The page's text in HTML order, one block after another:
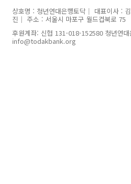
상호명 : 청년연대은행토닥｜ 대표이사 :
진｜ 주소 : 서울시 마포구 월드컵북로 75
후원계좌: 신협 131-018-152580 청년연
info@todakbank.org